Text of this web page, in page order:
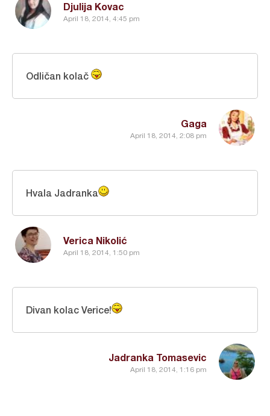
Djulija Kovac
April 18, 2014, 4:45 pm
Gaga
April 18, 2014, 2:08 pm
Odličan kolač
Verica Nikolić
April 18, 2014, 1:50 pm
Hvala Jadranka
Jadranka Tomasevic
April 18, 2014, 1:16 pm
Divan kolac Verice!